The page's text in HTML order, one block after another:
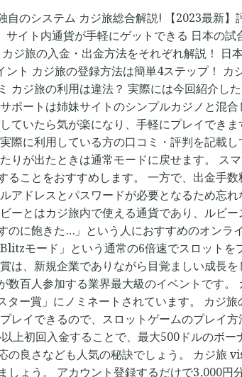
のシステム カジ旅総合解説! 【2023最新
イト内通貨が手軽にゲットできる 日本の
ジ旅の入金・出金方法をそれぞれ解説！
ト カジ旅の登録方法は簡単4ステップ！
カジ旅の利用は違法？ 実際には今回紹介し
ポートは姉妹サイトのシンプルカジノと混
ていたら気が楽になり、手軽にプレイでき
際に利用している方の口コミ・評判を記載
りが出たときは通常モードに戻せます。
ことをおすすめします。 一方で、出金手
アドレスとパスワードが必要となるため忘
ーとはカジ旅内で使える通貨であり、ルビ
のに飽きた…」という人におすすめのオン
モード」という通常の6倍速でスロット
は、新規企業でありながら目覚ましい成長
数百人参加する業界最大級のイベントです
ター賞」にノミネートされています。 カジ
レイできるので、スロットゲームのプレイ
上初回入金することで、最大500ドルのボ
良さなども人気の秘訣でしょう。 カジ旅
ょう。 アカウント登録するだけで3,000